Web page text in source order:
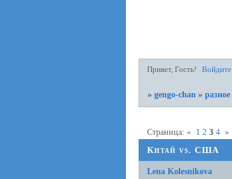
Привет, Гость! Войдите
»gengo-chan »разное
Китай vs. США
Страница:« 1 2 3 4 »
Lena Kolesnikova